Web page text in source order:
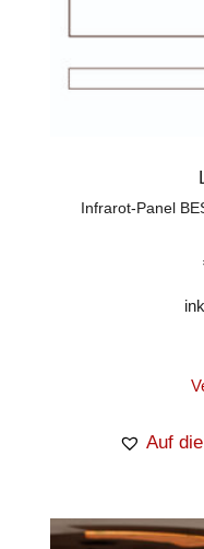
Infrarot-Panel
Auf